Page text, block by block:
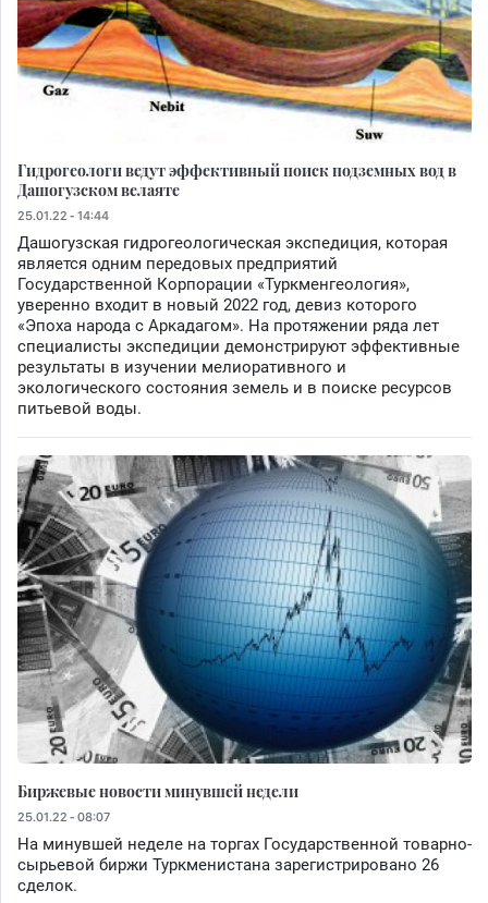
Гидрогеологи ведут эффективный поиск подземных вод в
Дашогузском велаяте
25.01.22 - 14:44
Дашогузская гидрогеологическая экспедиция, которая
является одним передовых предприятий
Государственной Корпорации «Туркменгеология»,
уверенно входит в новый 2022 год, девиз которого
«Эпоха народа с Аркадагом». На протяжении ряда лет
специалисты экспедиции демонстрируют эффективные
результаты в изучении мелиоративного и
экологического состояния земель и в поиске ресурсов
питьевой воды.
Биржевые новости минувшей недели
25.01.22 - 08:07
На минувшей неделе на торгах Государственной товарно-
сырьевой биржи Туркменистана зарегистрировано 26
сделок.